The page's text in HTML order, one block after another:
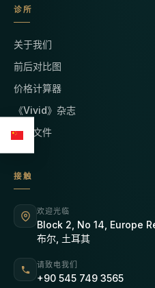
诊所
关于我们
前后对比图
价格计算器
《Vivid》杂志
法律文件
接触
欢迎光临
Block 2, No 14, Europe
布尔, 土耳其
请致电我们
+90 545 749 3565